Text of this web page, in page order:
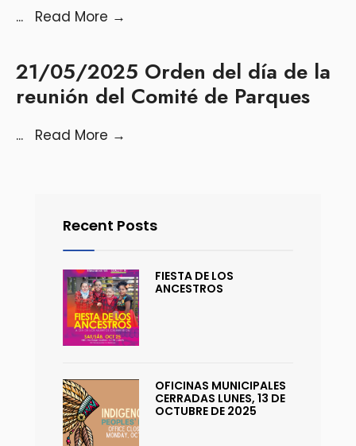
... Read More →
21/05/2025 Orden del día de la
reunión del Comité de Parques
... Read More →
Recent Posts
FIESTA DE LOS
ANCESTROS
OFICINAS MUNICIPALES
CERRADAS LUNES, 13 DE
OCTUBRE DE 2025